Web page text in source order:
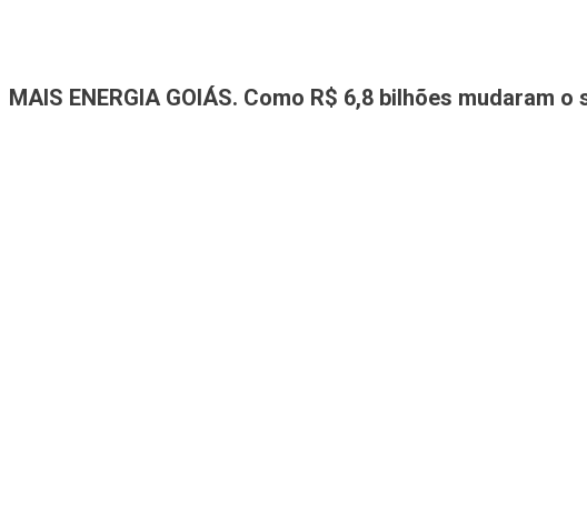
Jornal mais completo de Noticias e Informações de Rio Verde e Região
MAIS ENERGIA GOIÁS. Como R$ 6,8 bilhões mudaram